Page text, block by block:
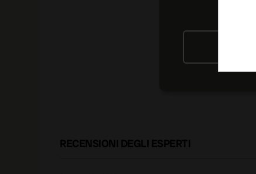
RECENSIONI DEGLI ESPERTI